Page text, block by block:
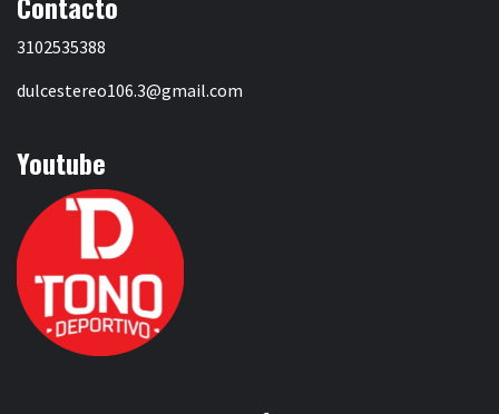
3102535388
dulcestereo106.3@gmail.com
Youtube